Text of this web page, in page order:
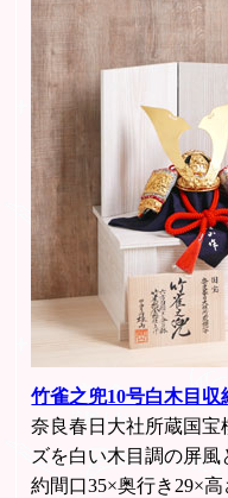
竹雀之兜10号白木目
奈良春日大社所蔵国宝
ズを白い木目調の屏風
約間口35×奥行き29×高